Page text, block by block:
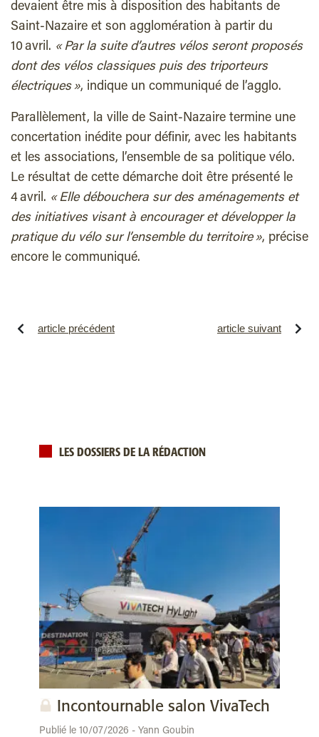
devaient être mis à disposition des habitants de
Saint-Nazaire et son agglomération à partir du
10 avril. « Par la suite d’autres vélos seront proposés
dont des vélos classiques puis des triporteurs
électriques », indique un communiqué de l’agglo.
Parallèlement, la ville de Saint-Nazaire termine une
concertation inédite pour définir, avec les habitants
et les associations, l’ensemble de sa politique vélo.
Le résultat de cette démarche doit être présenté le
4 avril. « Elle débouchera sur des aménagements et
des initiatives visant à encourager et développer la
pratique du vélo sur l’ensemble du territoire », précise
encore le communiqué.
article précédent article suivant
LES DOSSIERS DE LA RÉDACTION
Incontournable salon VivaTech
Publié le 10/07/2026 - Yann Goubin